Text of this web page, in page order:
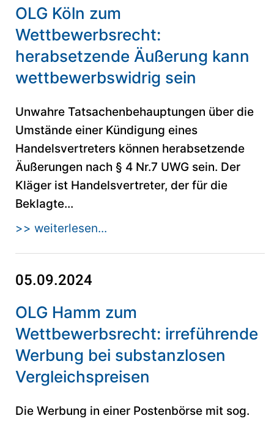
OLG Köln zum
Wettbewerbsrecht:
herabsetzende Äußerung kann
wettbewerbswidrig sein
Unwahre Tatsachenbehauptungen über die
Umstände einer Kündigung eines
Handelsvertreters können herabsetzende
Äußerungen nach § 4 Nr.7 UWG sein. Der
Kläger ist Handelsvertreter, der für die
Beklagte...
>> weiterlesen...
05.09.2024
OLG Hamm zum
Wettbewerbsrecht: irreführende
Werbung bei substanzlosen
Vergleichspreisen
Die Werbung in einer Postenbörse mit sog.